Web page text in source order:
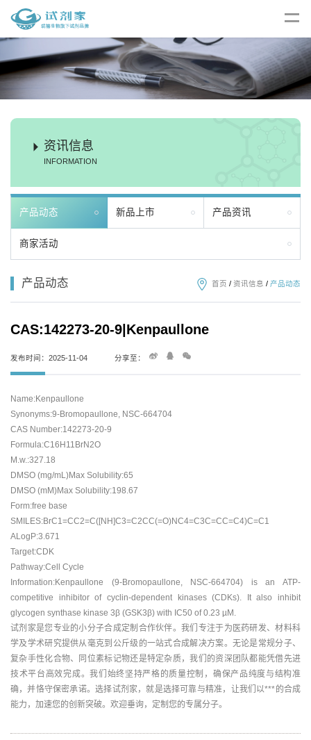
资讯信息
INFORMATION
产品动态 新品上市 产品资讯
商家活动
产品动态 首页 / 资讯信息 / 产品动态
CAS:142273-20-9|Kenpaullone
发布时间：2025-11-04 分享至：
Name:Kenpaullone
Synonyms:9-Bromopaullone, NSC-664704
CAS Number:142273-20-9
Formula:C16H11BrN2O
M.w.:327.18
DMSO (mg/mL)Max Solubility:65
DMSO (mM)Max Solubility:198.67
Form:free base
SMILES:BrC1=CC2=C([NH]C3=C2CC(=O)NC4=C3C=CC=C4)C=C1
ALogP:3.671
Target:CDK
Pathway:Cell Cycle
Information:Kenpaullone (9-Bromopaullone, NSC-664704) is an ATP-
competitive inhibitor of cyclin-dependent kinases (CDKs). It also inhibit
glycogen synthase kinase 3β (GSK3β) with IC50 of 0.23 µM.
试剂家是您专业的小分子合成定制合作伙伴。我们专注于为医药研发、材料科
学及学术研究提供从毫克到公斤级的一站式合成解决方案。无论是常规分子、
复杂手性化合物、同位素标记物还是特定杂质，我们的资深团队都能凭借先进
技术平台高效完成。我们始终坚持严格的质量控制，确保产品纯度与结构准
确，并恪守保密承诺。选择试剂家，就是选择可靠与精准，让我们以***的合成
能力，加速您的创新突破。欢迎垂询，定制您的专属分子。